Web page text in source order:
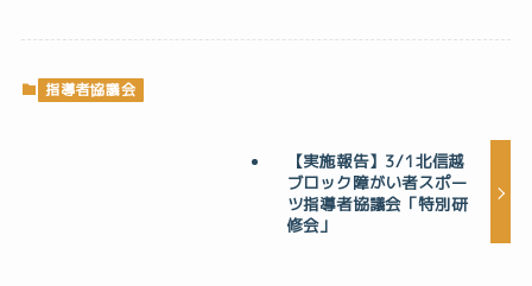
指導者協議会
【実施報告】3/1北信越
ブロック障がい者スポー
ツ指導者協議会「特別研
修会」